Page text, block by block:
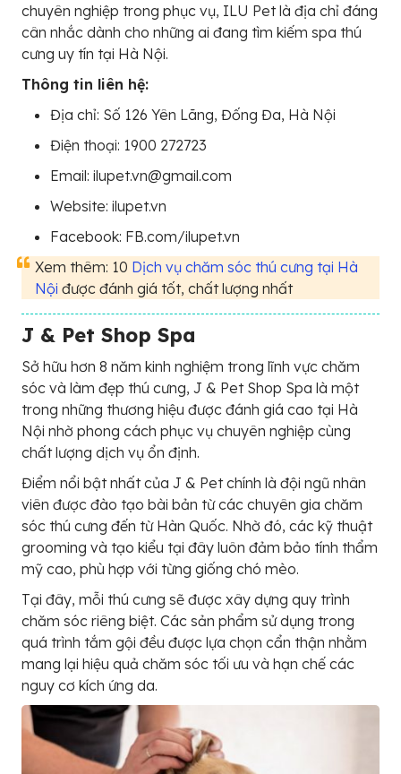
chuyên nghiệp trong phục vụ, ILU Pet là địa chỉ đáng
cân nhắc dành cho những ai đang tìm kiếm spa thú
cưng uy tín tại Hà Nội.
Thông tin liên hệ:
Địa chỉ: Số 126 Yên Lãng, Đống Đa, Hà Nội
Điện thoại: 1900 272723
Email: ilupet.vn@gmail.com
Website: ilupet.vn
Facebook: FB.com/ilupet.vn
Xem thêm: 10 Dịch vụ chăm sóc thú cưng tại Hà
Nội được đánh giá tốt, chất lượng nhất
J & Pet Shop Spa
Sở hữu hơn 8 năm kinh nghiệm trong lĩnh vực chăm
sóc và làm đẹp thú cưng, J & Pet Shop Spa là một
trong những thương hiệu được đánh giá cao tại Hà
Nội nhờ phong cách phục vụ chuyên nghiệp cùng
chất lượng dịch vụ ổn định.
Điểm nổi bật nhất của J & Pet chính là đội ngũ nhân
viên được đào tạo bài bản từ các chuyên gia chăm
sóc thú cưng đến từ Hàn Quốc. Nhờ đó, các kỹ thuật
grooming và tạo kiểu tại đây luôn đảm bảo tính thẩm
mỹ cao, phù hợp với từng giống chó mèo.
Tại đây, mỗi thú cưng sẽ được xây dựng quy trình
chăm sóc riêng biệt. Các sản phẩm sử dụng trong
quá trình tắm gội đều được lựa chọn cẩn thận nhằm
mang lại hiệu quả chăm sóc tối ưu và hạn chế các
nguy cơ kích ứng da.